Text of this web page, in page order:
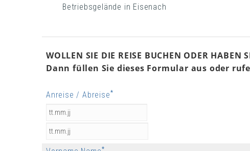
Betriebsgelände in Eisenach
WOLLEN SIE DIE REISE BUCHEN ODER HABEN
Dann füllen Sie dieses Formular aus oder
Anreise / Abreise*
*